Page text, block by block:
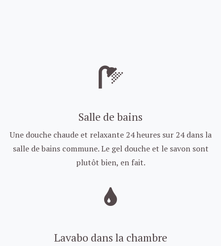
Salle de bains
Une douche chaude et relaxante 24 heures sur 24 dans la
salle de bains commune. Le gel douche et le savon sont
plutôt bien, en fait.
Lavabo dans la chambre